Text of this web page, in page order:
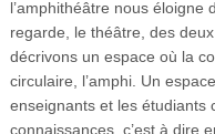
l’amphithéâtre nous éloigne
regarde, le théâtre, des
décrivons un espace où la
circulaire, l’amphi. Un
enseignants et les étudiants
connaissances, c’est à dire